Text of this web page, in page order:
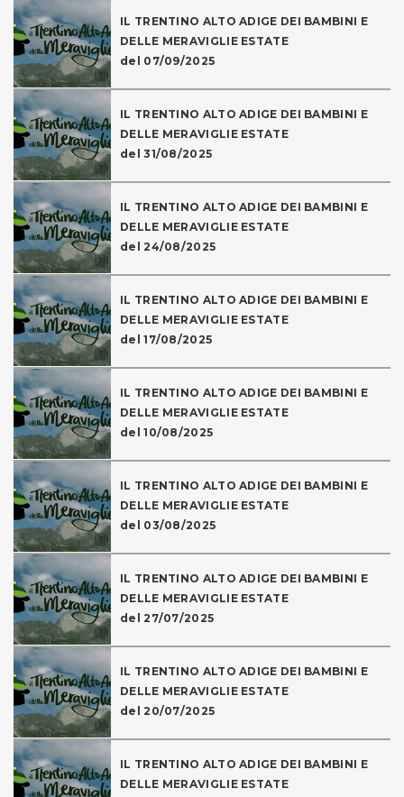
IL TRENTINO ALTO ADIGE DEI BAMBINI E
DELLE MERAVIGLIE ESTATE
del 07/09/2025
IL TRENTINO ALTO ADIGE DEI BAMBINI E
DELLE MERAVIGLIE ESTATE
del 31/08/2025
IL TRENTINO ALTO ADIGE DEI BAMBINI E
DELLE MERAVIGLIE ESTATE
del 24/08/2025
IL TRENTINO ALTO ADIGE DEI BAMBINI E
DELLE MERAVIGLIE ESTATE
del 17/08/2025
IL TRENTINO ALTO ADIGE DEI BAMBINI E
DELLE MERAVIGLIE ESTATE
del 10/08/2025
IL TRENTINO ALTO ADIGE DEI BAMBINI E
DELLE MERAVIGLIE ESTATE
del 03/08/2025
IL TRENTINO ALTO ADIGE DEI BAMBINI E
DELLE MERAVIGLIE ESTATE
del 27/07/2025
IL TRENTINO ALTO ADIGE DEI BAMBINI E
DELLE MERAVIGLIE ESTATE
del 20/07/2025
IL TRENTINO ALTO ADIGE DEI BAMBINI E
DELLE MERAVIGLIE ESTATE